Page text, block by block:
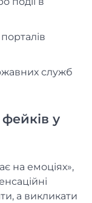
служб
фейків у
на емоціях»,
а викликати